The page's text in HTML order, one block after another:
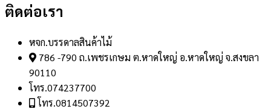
ติดต่อเรา
หจก.บรรดาลสินค้าไม้
786 -790 ถ.เพชรเกษม ต.หาดใหญ่ อ.หาดใหญ่ จ.สงขลา
90110
โทร.074237700
โทร.0814507392